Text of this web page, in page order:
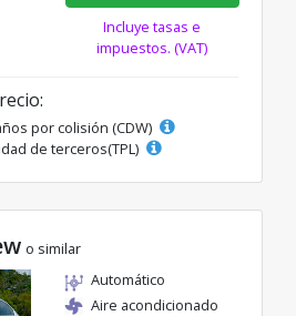
Incluye tasas e
impuestos. (VAT)
por colisión (CDW)
de terceros(TPL)
o similar
Automático
Aire acondicionado